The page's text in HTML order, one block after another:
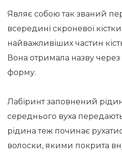
Являє собою так званий
всередині скроневої
найважливіших частин
Вона отримала назву
форму.
Лабіринт заповнений
середнього вуха
рідина теж починає
волоски, якими покрита